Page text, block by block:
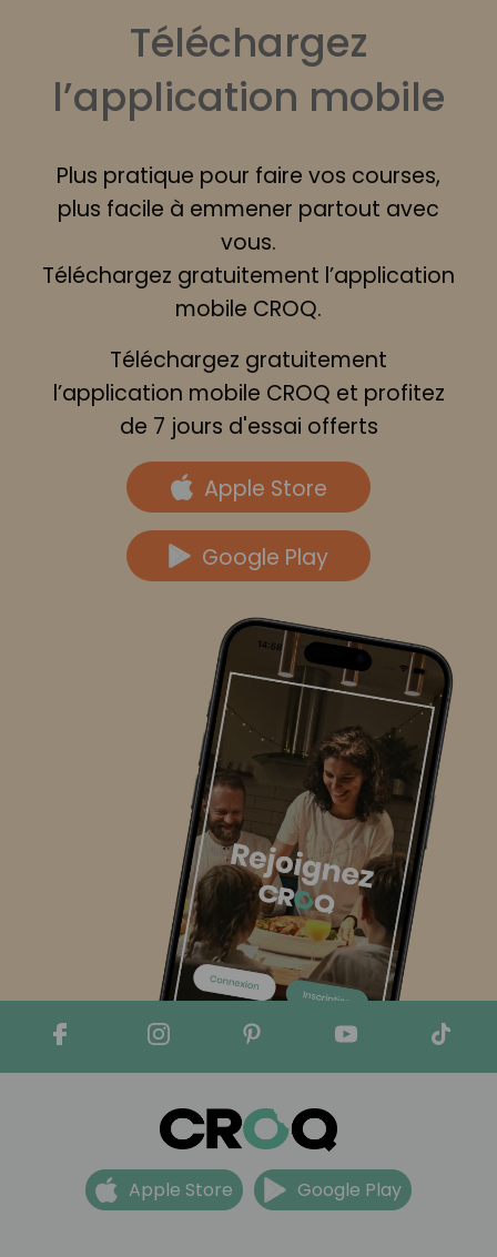
Téléchargez
l’application mobile
Plus pratique pour faire vos courses,
plus facile à emmener partout avec
vous.
Téléchargez gratuitement l’application
mobile CROQ.
Téléchargez gratuitement
l’application mobile CROQ et profitez
de 7 jours d'essai offerts
Apple Store
Google Play
Apple Store Google Play